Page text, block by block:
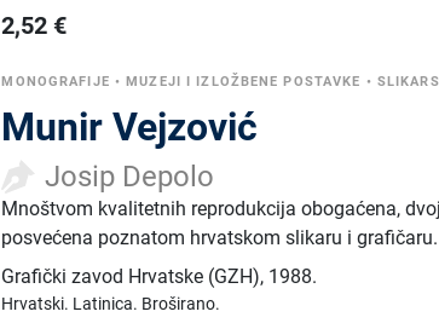
2,52 €
MONOGRAFIJE •MUZEJI I IZLOŽBENE POSTAVKE •
Munir Vejzović
Josip Depolo
Mnoštvom kvalitetnih reprodukcija obogaćena,
posvećena poznatom hrvatskom slikaru i grafičaru.
Grafički zavod Hrvatske (GZH), 1988.
Hrvatski. Latinica. Broširano.